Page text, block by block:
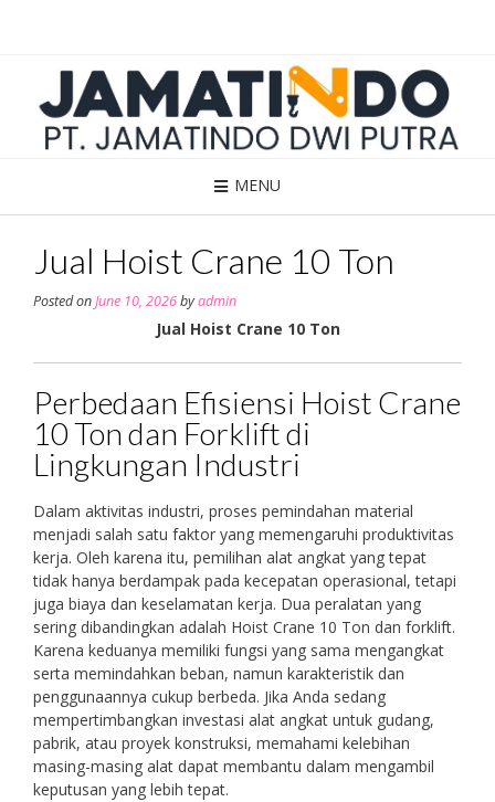
MENU
Jual Hoist Crane 10 Ton
Posted onJune 10, 2026byadmin
Jual Hoist Crane 10 Ton
Perbedaan Efisiensi Hoist Crane
10 Ton dan Forklift di
Lingkungan Industri
Dalam aktivitas industri, proses pemindahan material
menjadi salah satu faktor yang memengaruhi produktivitas
kerja. Oleh karena itu, pemilihan alat angkat yang tepat
tidak hanya berdampak pada kecepatan operasional, tetapi
juga biaya dan keselamatan kerja. Dua peralatan yang
sering dibandingkan adalah Hoist Crane 10 Ton dan forklift.
Karena keduanya memiliki fungsi yang sama mengangkat
serta memindahkan beban, namun karakteristik dan
penggunaannya cukup berbeda. Jika Anda sedang
mempertimbangkan investasi alat angkat untuk gudang,
pabrik, atau proyek konstruksi, memahami kelebihan
masing-masing alat dapat membantu dalam mengambil
keputusan yang lebih tepat.